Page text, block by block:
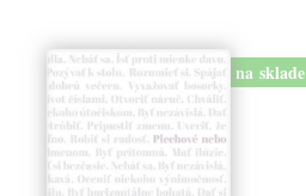
na sklade